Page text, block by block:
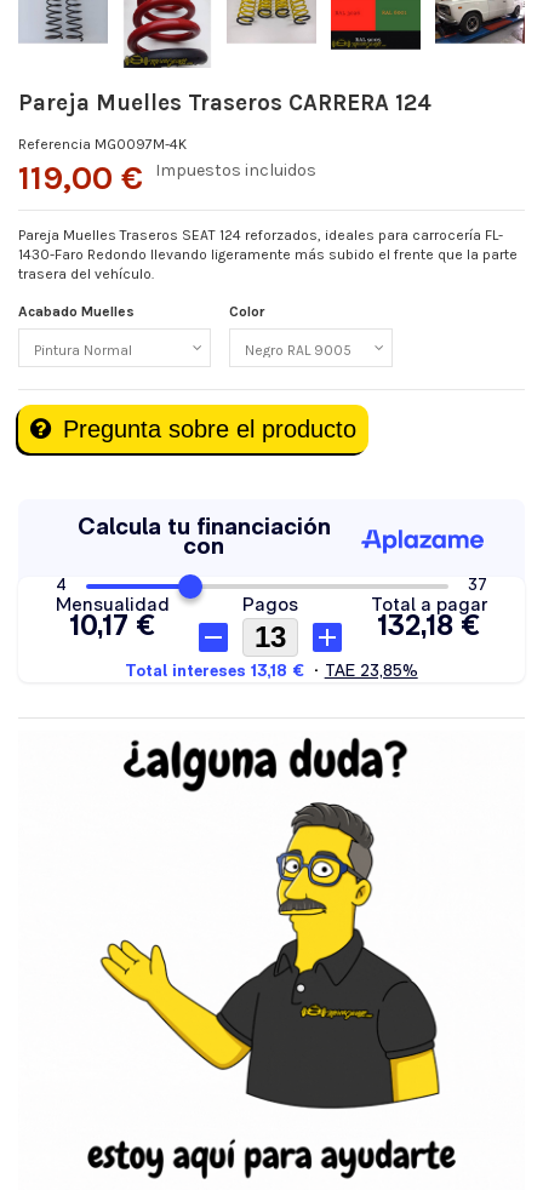
Pareja Muelles Traseros CARRERA 124
Referencia MG0097M-4K
119,00 € Impuestos incluidos
Pareja Muelles Traseros SEAT 124 reforzados, ideales para carrocería FL-
1430-Faro Redondo llevando ligeramente más subido el frente que la parte
trasera del vehículo.
Acabado Muelles Color
Pregunta sobre el producto